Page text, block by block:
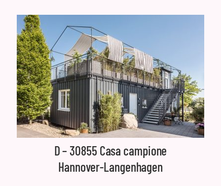
D – 30855 Casa campione
Hannover-Langenhagen